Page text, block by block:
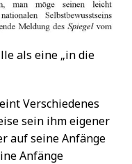
als eine „in die
Verschiedenes
sein ihm eigener
auf seine Anfänge
Anfänge